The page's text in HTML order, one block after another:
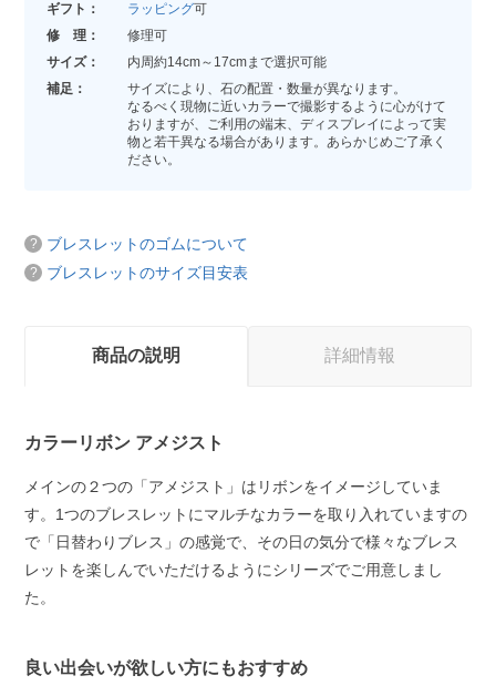
ギフト：
ラッピング可
修 理：
修理可
サイズ：
内周約14cm～17cmまで選択可能
補足：
サイズにより、石の配置・数量が異なります。
なるべく現物に近いカラーで撮影するように心がけて
おりますが、ご利用の端末、ディスプレイによって実
物と若干異なる場合があります。あらかじめご了承く
ださい。
ブレスレットのゴムについて
ブレスレットのサイズ目安表
商品の説明 詳細情報
カラーリボン アメジスト
メインの２つの「アメジスト」はリボンをイメージしていま
す。1つのブレスレットにマルチなカラーを取り入れていますの
で「日替わりブレス」の感覚で、その日の気分で様々なブレス
レットを楽しんでいただけるようにシリーズでご用意しまし
た。
良い出会いが欲しい方にもおすすめ